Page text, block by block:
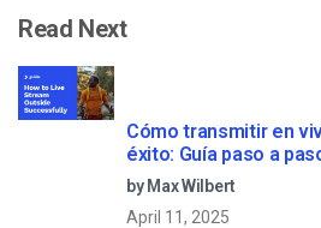
Read Next
Cómo transmitir en
by Max Wilbert
April 11, 2025